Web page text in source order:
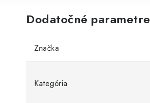
Dodatočné parametre
Značka
Kategória